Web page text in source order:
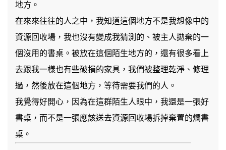
地方。
在來來往往的人之中，我知道這個地方不是我想像中的
資源回收場，我也沒有變成我猜測的、被主人拋棄的一
個沒用的書桌。被放在這個陌生地方的，還有很多看上
去跟我一樣也有些破損的家具，我們被整理乾淨、修理
過，然後放在這個地方，等待需要我們的人。
我覺得好開心，因為在這群陌生人眼中，我還是一張好
書桌，而不是一張應該送去資源回收場拆掉棄置的爛書
桌。